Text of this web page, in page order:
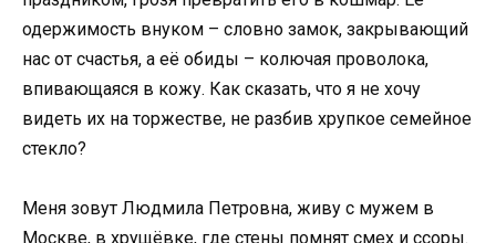
одержимость внуком – словно замок, закрывающий
нас от счастья, а её обиды – колючая проволока,
впивающаяся в кожу. Как сказать, что я не хочу
видеть их на торжестве, не разбив хрупкое семейное
стекло?
Меня зовут Людмила Петровна, живу с мужем в
Москве, в хрущёвке, где стены помнят смех и ссоры.